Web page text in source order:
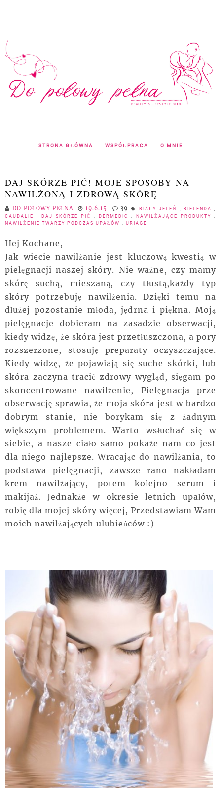
STRONA GŁÓWNA WSPÓŁPRACA O MNIE
DAJ SKÓRZE PIĆ! MOJE SPOSOBY NA
NAWILŻONĄ I ZDROWĄ SKÓRĘ
DO POŁOWY PEŁNA 19.6.15 39 BIAŁY JELEŃ BIELENDA
CAUDALIE
DAJ SKÓRZE PIĆ DERMEDIC NAWILŻAJĄCE PRODUKTY
NAWILŻENIE TWARZY PODCZAS UPAŁÓW
URIAGE
Hej Kochane,
Jak wiecie nawilżanie jest kluczową kwestią w
pielęgnacji naszej skóry. Nie ważne, czy mamy
skórę suchą, mieszaną, czy tłustą,każdy typ
skóry potrzebuję nawilżenia. Dzięki temu na
dłużej pozostanie młoda, jędrna i piękna. Moją
pielęgnacje dobieram na zasadzie obserwacji,
kiedy widzę, że skóra jest przetłuszczona, a pory
rozszerzone, stosuję preparaty oczyszczające.
Kiedy widzę, że pojawiają się suche skórki, lub
skóra zaczyna tracić zdrowy wygląd, sięgam po
skoncentrowane nawilżenie, Pielęgnacja prze
obserwację sprawia, że moja skóra jest w bardzo
dobrym stanie, nie borykam się z żadnym
większym problemem. Warto wsłuchać się w
siebie, a nasze ciało samo pokaże nam co jest
dla niego najlepsze. Wracając do nawilżania, to
podstawa pielęgnacji, zawsze rano nakładam
krem nawilżający, potem kolejno serum i
makijaż. Jednakże w okresie letnich upałów,
robię dla mojej skóry więcej, Przedstawiam Wam
moich nawilżających ulubieńców :)